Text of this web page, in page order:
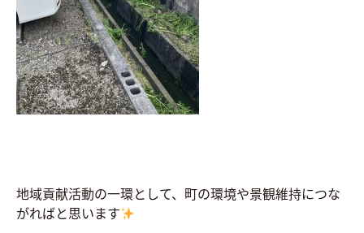
地域貢献活動の一環として、町の環境や景観維持につな
がればと思います